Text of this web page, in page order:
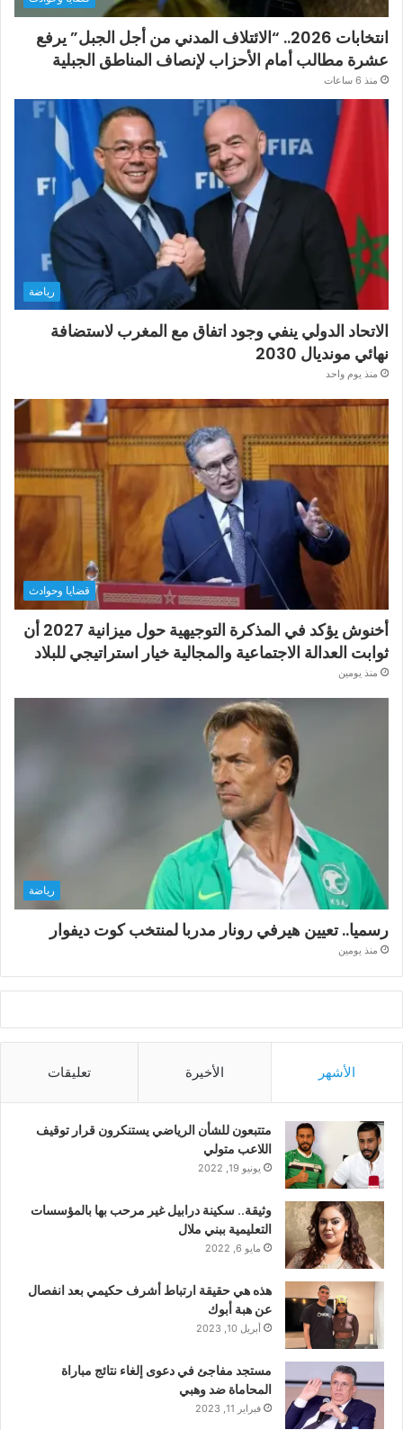
انتخابات 2026.. “الائتلاف المدني من أجل الجبل” يرفع
عشرة مطالب أمام الأحزاب لإنصاف المناطق الجبلية
منذ 6 ساعات
رياضة
الاتحاد الدولي ينفي وجود اتفاق مع المغرب لاستضافة
نهائي مونديال 2030
منذ يوم واحد
قضايا وحوادث
أخنوش يؤكد في المذكرة التوجيهية حول ميزانية 2027 أن
ثوابت العدالة الاجتماعية والمجالية خيار استراتيجي للبلاد
منذ يومين
رياضة
رسميا.. تعيين هيرفي رونار مدربا لمنتخب كوت ديفوار
منذ يومين
الأشهر الأخيرة تعليقات
متتبعون للشأن الرياضي يستنكرون قرار توقيف
اللاعب متولي
يونيو 19, 2022
وثيقة.. سكينة درابيل غير مرحب بها بالمؤسسات
التعليمية ببني ملال
مايو 6, 2022
هذه هي حقيقة ارتباط أشرف حكيمي بعد انفصال
عن هبة أبوك
أبريل 10, 2023
مستجد مفاجئ في دعوى إلغاء نتائج مباراة
المحاماة ضد وهبي
فبراير 11, 2023